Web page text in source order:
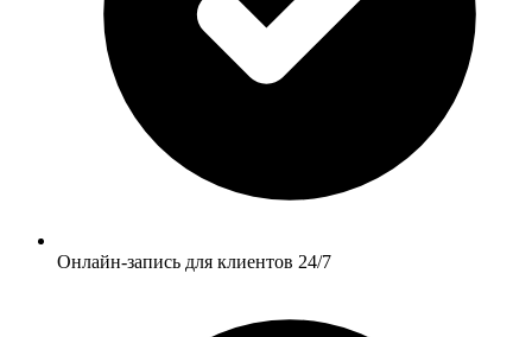
Онлайн-запись для клиентов 24/7